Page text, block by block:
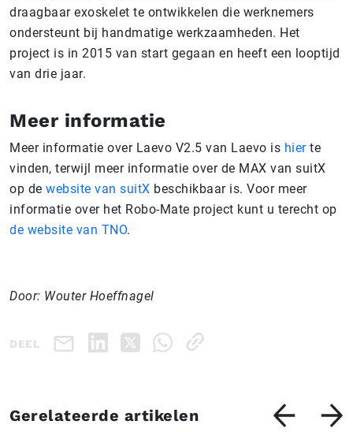
draagbaar exoskelet te ontwikkelen die werknemers
ondersteunt bij handmatige werkzaamheden. Het
project is in 2015 van start gegaan en heeft een looptijd
van drie jaar.
Meer informatie
Meer informatie over Laevo V2.5 van Laevo is hierte
vinden, terwijl meer informatie over de MAX van suitX
op de website van suitX beschikbaar is. Voor meer
informatie over het Robo-Mate project kunt u terecht op
de website van TNO.
Door: Wouter Hoeffnagel
DEEL
Gerelateerde artikelen